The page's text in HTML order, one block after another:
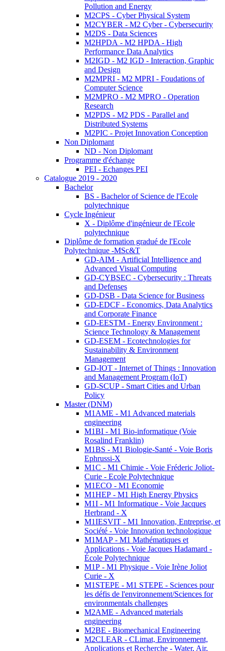
Pollution and Energy
M2CPS - Cyber Physical System
M2CYBER - M2 Cyber - Cybersecurity
M2DS - Data Sciences
M2HPDA - M2 HPDA - High
Performance Data Analytics
M2IGD - M2 IGD - Interaction, Graphic
and Design
M2MPRI - M2 MPRI - Foudations of
Computer Science
M2MPRO - M2 MPRO - Operation
Research
M2PDS - M2 PDS - Parallel and
Distributed Systems
M2PIC - Projet Innovation Conception
Non Diplomant
ND - Non Diplomant
Programme d'échange
PEI - Echanges PEI
Catalogue 2019 - 2020
Bachelor
BS - Bachelor of Science de l'Ecole
polytechnique
Cycle Ingénieur
X - Diplôme d'ingénieur de l'Ecole
polytechnique
Diplôme de formation gradué de l'Ecole
Polytechnique -MSc&T
GD-AIM - Artificial Intelligence and
Advanced Visual Computing
GD-CYBSEC - Cybersecurity : Threats
and Defenses
GD-DSB - Data Science for Business
GD-EDCF - Economics, Data Analytics
and Corporate Finance
GD-EESTM - Energy Environment :
Science Technology & Management
GD-ESEM - Ecotechnologies for
Sustainability & Environment
Management
GD-IOT - Internet of Things : Innovation
and Management Program (IoT)
GD-SCUP - Smart Cities and Urban
Policy
Master (DNM)
M1AME - M1 Advanced materials
engineering
M1BI - M1 Bio-informatique (Voie
Rosalind Franklin)
M1BS - M1 Biologie-Santé - Voie Boris
Ephrussi-X
M1C - M1 Chimie - Voie Fréderic Joliot-
Curie - Ecole Polytechnique
M1ECO - M1 Economie
M1HEP - M1 High Energy Physics
M1I - M1 Informatique - Voie Jacques
Herbrand - X
M1IESVIT - M1 Innovation, Entreprise, et
Société - Voie Innovation technologique
M1MAP - M1 Mathématiques et
Applications - Voie Jacques Hadamard -
École Polytechnique
M1P - M1 Physique - Voie Irène Joliot
Curie - X
M1STEPE - M1 STEPE - Sciences pour
les défis de l'environnement/Sciences for
environmentals challenges
M2AME - Advanced materials
engineering
M2BE - Biomechanical Engineering
M2CLEAR - CLimat, Environnement,
Applications et Recherche - Water, Air,